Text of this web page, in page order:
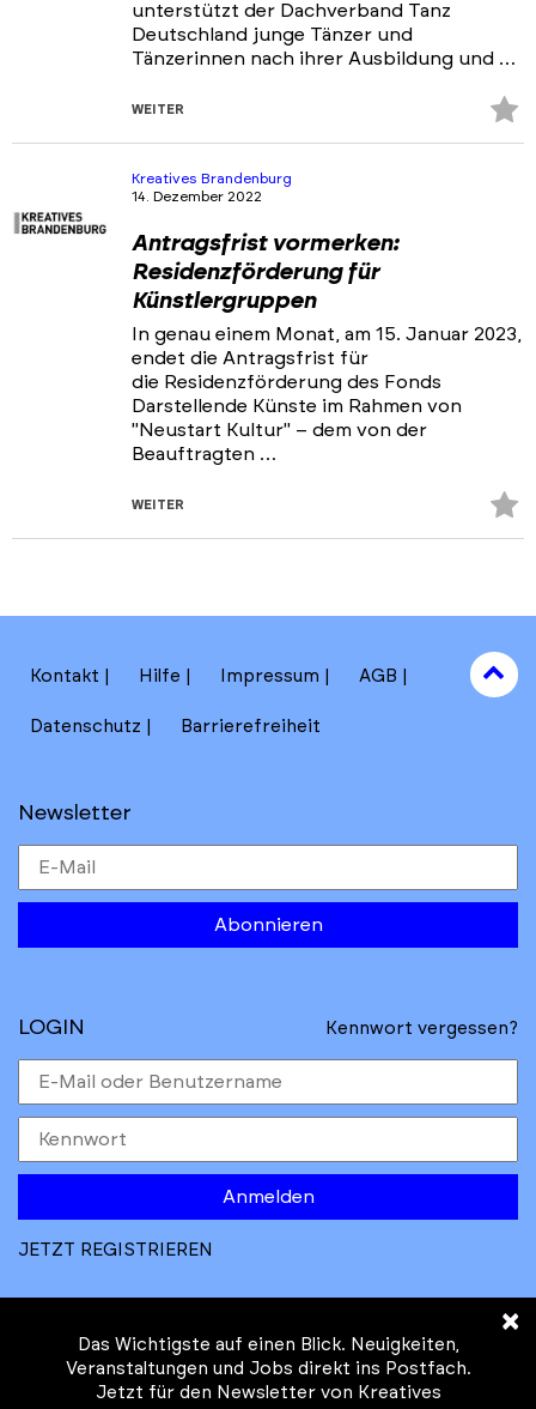
unterstützt der Dachverband Tanz
Deutschland junge Tänzer und
Tänzerinnen nach ihrer Ausbildung und …
WEITER
Kreatives Brandenburg
14. Dezember 2022
Antragsfrist vormerken:
Residenzförderung für
Künstlergruppen
In genau einem Monat, am 15. Januar 2023,
endet die Antragsfrist für
die Residenzförderung des Fonds
Darstellende Künste im Rahmen von
"Neustart Kultur" – dem von der
Beauftragten …
WEITER
Kontakt Hilfe Impressum AGB
Datenschutz Barrierefreiheit
Newsletter
Abonnieren
to
top
LOGIN Kennwort vergessen?
Anmelden
JETZT REGISTRIEREN
×
Das Wichtigste auf einen Blick. Neuigkeiten,
Veranstaltungen und Jobs direkt ins Postfach.
Jetzt für den Newsletter von Kreatives